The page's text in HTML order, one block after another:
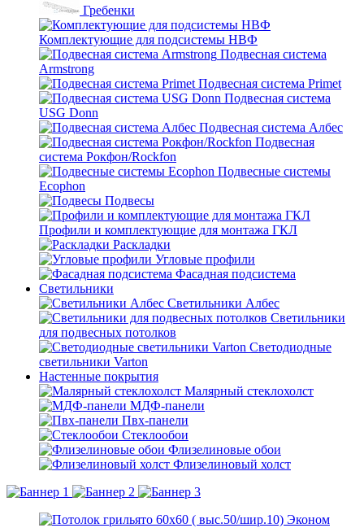
Гребенки
Комплектующие для подсистемы НВФ
Подвесная система
Armstrong
Подвесная система Primet
Подвесная система
USG Donn
Подвесная система Албес
Подвесная
система Рокфон/Rockfon
Подвесные системы
Ecophon
Подвесы
Профили и комплектующие для монтажа ГКЛ
Раскладки
Угловые профили
Фасадная подсистема
Светильники
Светильники Албес
Светильники
для подвесных потолков
Светодиодные
светильники Varton
Настенные покрытия
Малярный стеклохолст
МДФ-панели
Пвх-панели
Стеклообои
Флизелиновые обои
Флизелиновый холст